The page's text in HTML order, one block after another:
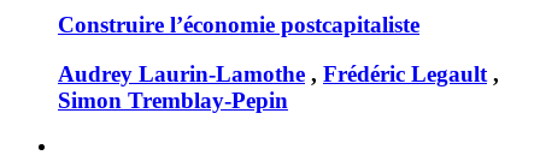
Construire l’économie postcapitaliste
Audrey Laurin-Lamothe , Frédéric Legault ,
Simon Tremblay-Pepin